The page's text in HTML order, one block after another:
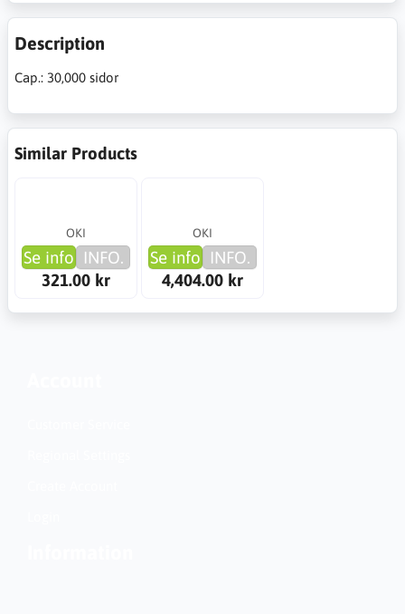
Description
Cap.: 30,000 sidor
Similar Products
OKI
Se info INFO.
321.00 kr
OKI
Se info INFO.
4,404.00 kr